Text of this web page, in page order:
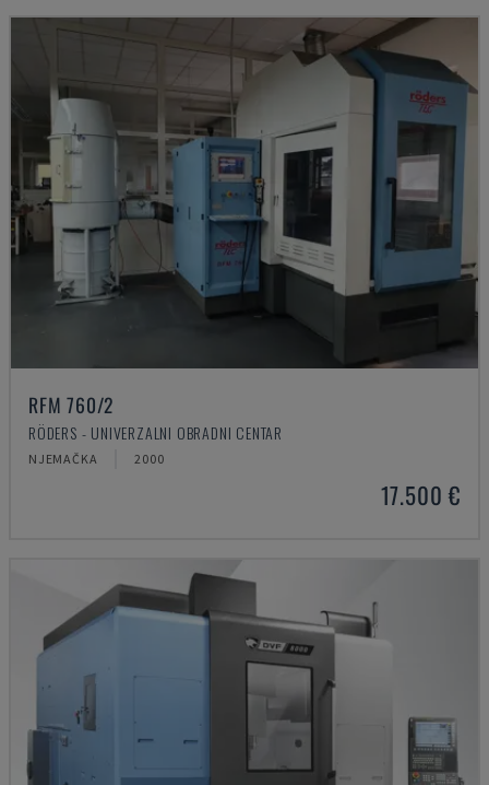
RFM 760/2
RÖDERS - UNIVERZALNI OBRADNI CENTAR
NJEMAČKA 2000
17.500 €